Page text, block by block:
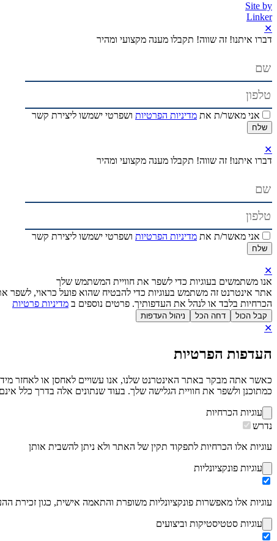
Site by
Linker
✕
דברו איתנו! זה שווה! תקבלו מענה מקצועי ומהיר
אני מאשר/ת את מדיניות הפרטיות ושפרטי ישמשו ליצירת קשר
✕
דברו איתנו! זה שווה! תקבלו מענה מקצועי ומהיר
אני מאשר/ת את מדיניות הפרטיות ושפרטי ישמשו ליצירת קשר
✕
אנו משתמשים בעוגיות כדי לשפר את חוויית המשתמש שלך
אתר אינטרנט זה משתמש בעוגיות כדי להבטיח שהוא פועל כראוי, לשפר
הכרחיות בלבד או לנהל את העדפותיך. פרטים נוספים ב מדיניות פרטיות
קבל הכול דחה הכל ניהול העדפות
✕
העדפות הפרטיות
כמתוכנן ולשפר את חוויית הגלישה שלך. בעוד שנתונים אלה בדרך כלל
עוגיות הכרחיות
נדרש
עוגיות אלו הכרחיות לתפקוד תקין של האתר ולא ניתן להשבית אותן
עוגיות פונקציונליות
עוגיות אלו מאפשרות פונקציונליות משופרת והתאמה אישית, כגון זכירת
עוגיות סטטיסטיקות וביצועים